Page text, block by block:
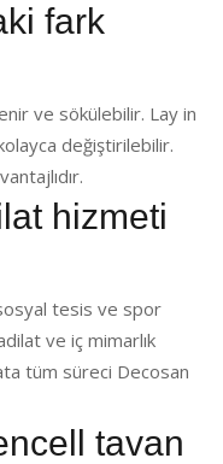
fark
ve sökülebilir. Lay in
değiştirilebilir.
hizmeti
tesis ve spor
ve iç mimarlık
tüm süreci Decosan
tavan